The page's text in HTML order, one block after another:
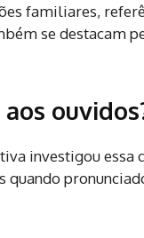
familiares,
se destacam
investigou essa
quando